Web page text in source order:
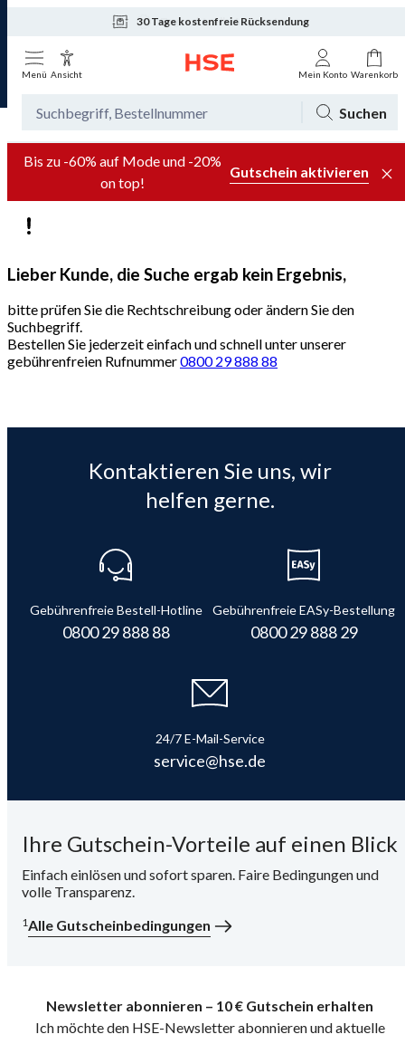
30 Tage kostenfreie Rücksendung
Tagesaktuelle Angebote
Menü Ansicht Mein Konto Warenkorb
Suchen
Bis zu -60% auf Mode und -20%
on top!
Gutschein aktivieren
Lieber Kunde, die Suche ergab kein Ergebnis,
bitte prüfen Sie die Rechtschreibung oder ändern Sie den
Suchbegriff.
Bestellen Sie jederzeit einfach und schnell unter unserer
gebührenfreien Rufnummer0800 29 888 88
Kontaktieren Sie uns, wir
helfen gerne.
Gebührenfreie Bestell-Hotline
0800 29 888 88
Gebührenfreie EASy-Bestellung
0800 29 888 29
24/7 E-Mail-Service
service@hse.de
Ihre Gutschein-Vorteile auf einen Blick
Einfach einlösen und sofort sparen. Faire Bedingungen und
volle Transparenz.
1Alle Gutscheinbedingungen
Newsletter abonnieren – 10 € Gutschein erhalten
Ich möchte den HSE-Newsletter abonnieren und aktuelle